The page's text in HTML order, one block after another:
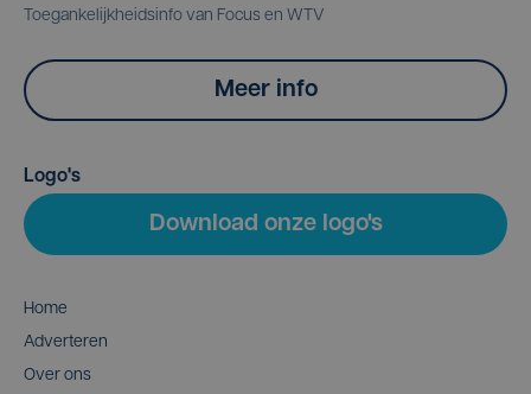
Toegankelijkheidsinfo van Focus en WTV
Meer info
Logo's
Download onze logo's
Home
Adverteren
Over ons